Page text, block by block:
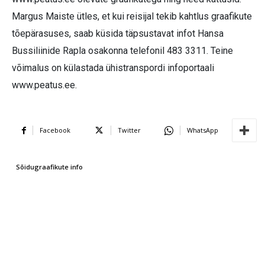
Margus Maiste ütles, et kui reisijal tekib kahtlus graafikute
tõepärasuses, saab küsida täpsustavat infot Hansa
Bussiliinide Rapla osakonna telefonil 483 3311. Teine
võimalus on külastada ühistranspordi infoportaali
www.peatus.ee.
Facebook Twitter WhatsApp
Sõidugraafikute info